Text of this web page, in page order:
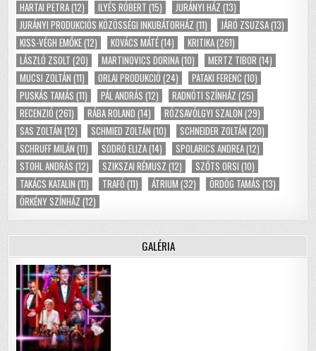
HARTAI PETRA(12) ILYÉS RÓBERT (15) JURÁNYI HÁZ (13)
JURÁNYI PRODUKCIÓS KÖZÖSSÉGI INKUBÁTORHÁZ (11) JÁRÓ ZSUZSA(13)
KISS-VÉGH EMŐKE(12) KOVÁCS MÁTÉ(14) KRITIKA(261)
LÁSZLÓ ZSOLT (20) MARTINOVICS DORINA(10) MERTZ TIBOR (14)
MUCSI ZOLTÁN (11) ORLAI PRODUKCIÓ (24) PATAKI FERENC (10)
PUSKÁS TAMÁS (11) PÁL ANDRÁS (12) RADNÓTI SZÍNHÁZ (25)
RECENZIÓ (261) RÁBA ROLAND (14) RÓZSAVÖLGYI SZALON (29)
SAS ZOLTÁN (12) SCHMIED ZOLTÁN (10) SCHNEIDER ZOLTÁN (20)
SCHRUFF MILÁN (11) SODRÓ ELIZA(14) SPOLARICS ANDREA(12)
STOHL ANDRÁS (12) SZIKSZAI RÉMUSZ (12) SZŐTS ORSI (10)
TAKÁCS KATALIN (11) TRAFÓ (11) ÁTRIUM (32) ÖRDÖG TAMÁS (13)
ÖRKÉNY SZÍNHÁZ (12)
GALÉRIA